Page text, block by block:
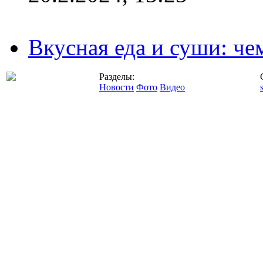
Вкусная еда и суши:
Разделы:
Новости Фото Видео